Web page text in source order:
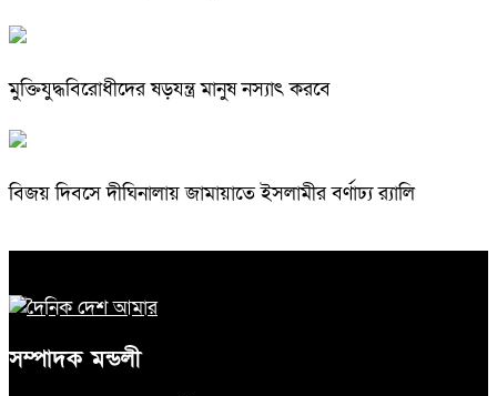
মুক্তিযুদ্ধবিরোধীদের ষড়যন্ত্র মানুষ নস্যাৎ করবে
বিজয় দিবসে দীঘিনালায় জামায়াতে ইসলামীর বর্ণাঢ্য র‍্যালি
সম্পাদক মন্ডলী